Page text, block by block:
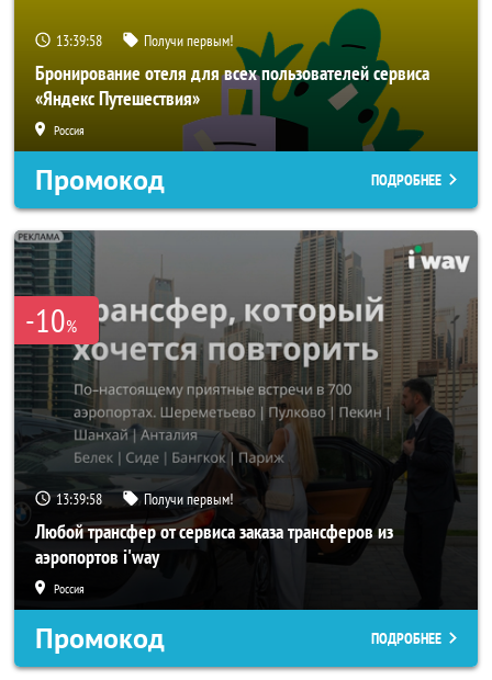
13:39:56 Получи первым!
Бронирование отеля для всех пользователей сервиса
«Яндекс Путешествия»
Россия
Промокод ПОДРОБНЕЕ
-10%
13:39:56 Получи первым!
Любой трансфер от сервиса заказа трансферов из
аэропортов i'way
Россия
Промокод ПОДРОБНЕЕ